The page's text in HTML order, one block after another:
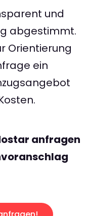
und
abgestimmt.
Orientierung
ein
anfragen